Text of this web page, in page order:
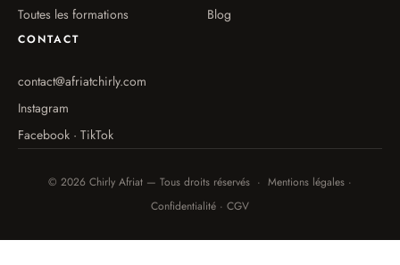
Toutes les formations
Blog
CONTACT
contact@afriatchirly.com
Instagram
Facebook · TikTok
© 2026 Chirly Afriat — Tous droits réservés · Mentions légales ·
Confidentialité · CGV